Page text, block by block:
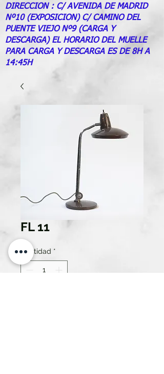
DIRECCION : C/ AVENIDA DE MADRID
Nº10 (EXPOSICION) C/ CAMINO DEL
PUENTE VIEJO Nº9 (CARGA Y
DESCARGA) EL HORARIO DEL MUELLE
PARA CARGA Y DESCARGA ES DE 8H A
14:45H
FL 11
Cantidad *